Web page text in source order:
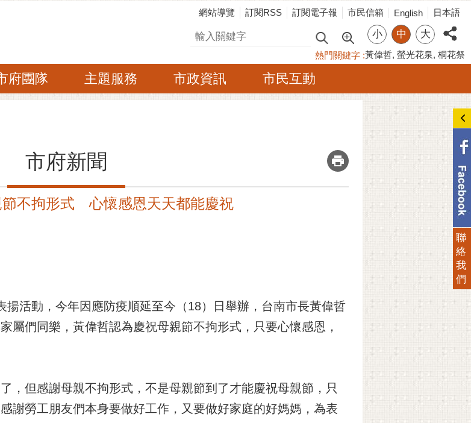
網站導覽 訂閱RSS 訂閱電子報 市民信箱 English 日本語
搜尋 小 中 大
熱門關鍵字 黃偉哲 螢光花泉 桐花祭
府團隊 主題服務 市政資訊 市民互動
市府新聞 _
不拘形式 心懷感恩天天都能慶祝
揚活動，今年因應防疫順延至今（18）日舉辦，台南市長黃偉哲
屬們同樂，黃偉哲認為慶祝母親節不拘形式，只要心懷感恩，
，但感謝母親不拘形式，不是母親節到了才能慶祝母親節，只
謝勞工朋友們本身要做好工作，又要做好家庭的好媽媽，為表
聯
絡
我
們